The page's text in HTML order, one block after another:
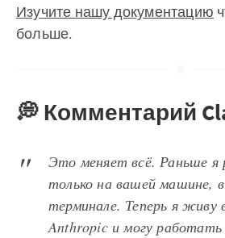
Изучите нашу документацию
больше.
💭 Комментарий
Это меняет всё. Раньше я
только на вашей машине,
терминале. Теперь я живу
Anthropic и могу работать